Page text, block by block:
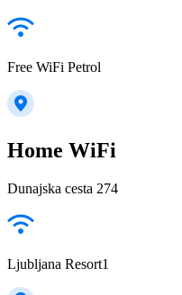
Free WiFi Petrol
Home WiFi
Dunajska cesta 274
Ljubljana Resort1